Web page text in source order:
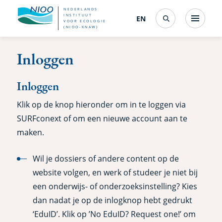
Overslaan
gaan
NEDERLANDS
INSTITUUT
VOOR ECOLOGIE
(NIOO-KNAW)
EN English
(interfacetaal
wijzigen)
SearchMenu
Inloggen
Inloggen
Klik op de knop hieronder om in te loggen via
SURFconext of om een nieuwe account aan te
maken.
Wil je dossiers of andere content op de
website volgen, en werk of studeer je niet bij
een onderwijs- of onderzoeksinstelling? Kies
dan nadat je op de inlogknop hebt gedrukt
‘EduID’. Klik op ’No EduID? Request one!’ om